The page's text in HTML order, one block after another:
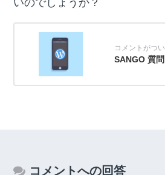
SANGO 質
コメントへの回答